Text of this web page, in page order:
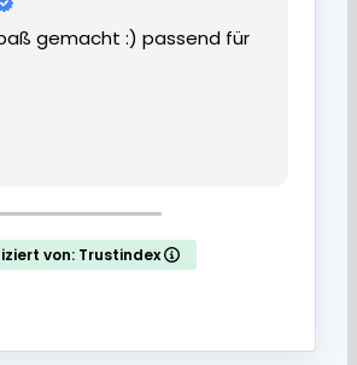
gemacht :) passend für
von: Trustindex